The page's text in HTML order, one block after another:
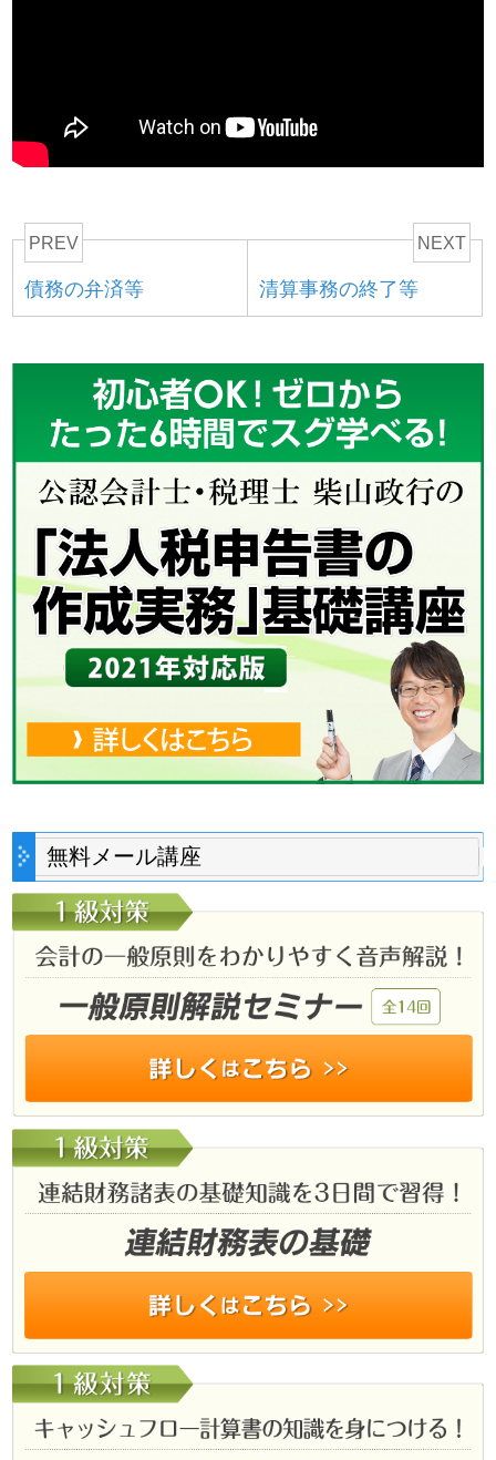
PREV
債務の弁済等
NEXT
清算事務の終了等
無料メール講座